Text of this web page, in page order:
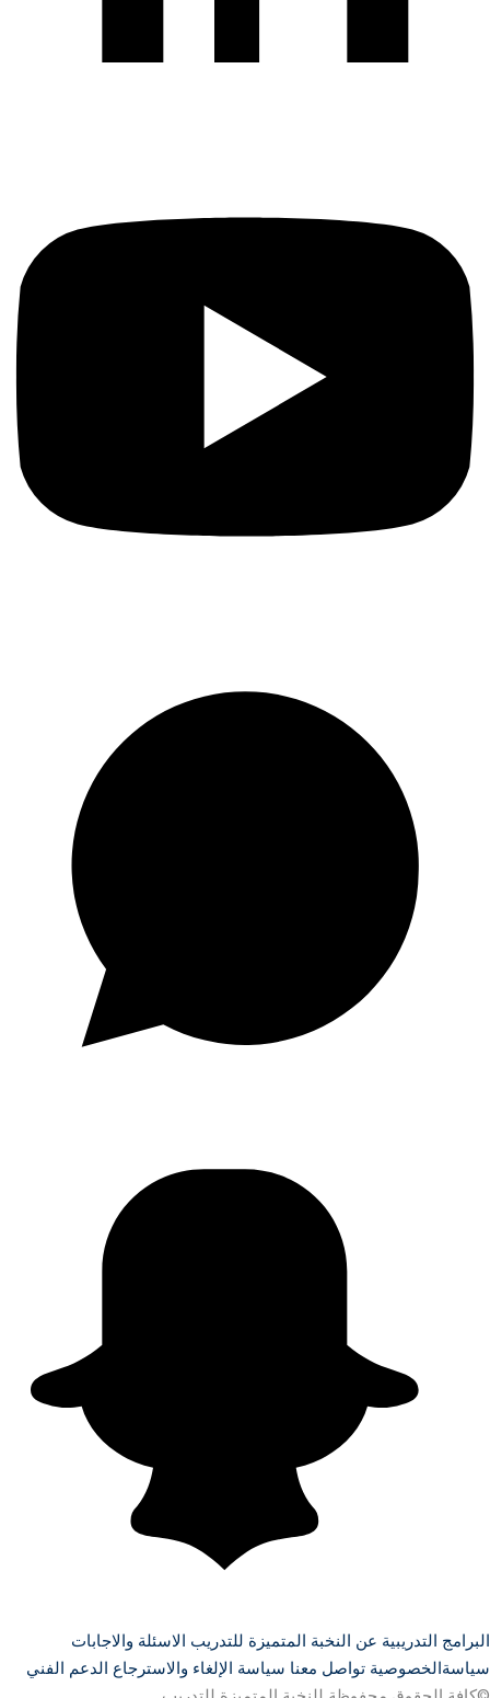
البرامج التدريبية عن النخبة المتميزة للتدريب الاسئلة والاجابات
سياسةالخصوصية تواصل معنا سياسة الإلغاء والاسترجاع الدعم الفني